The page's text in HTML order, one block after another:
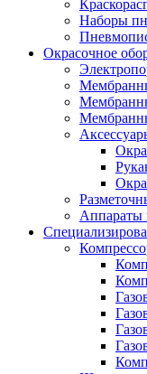
Наборы
Окрасочное
Аппараты